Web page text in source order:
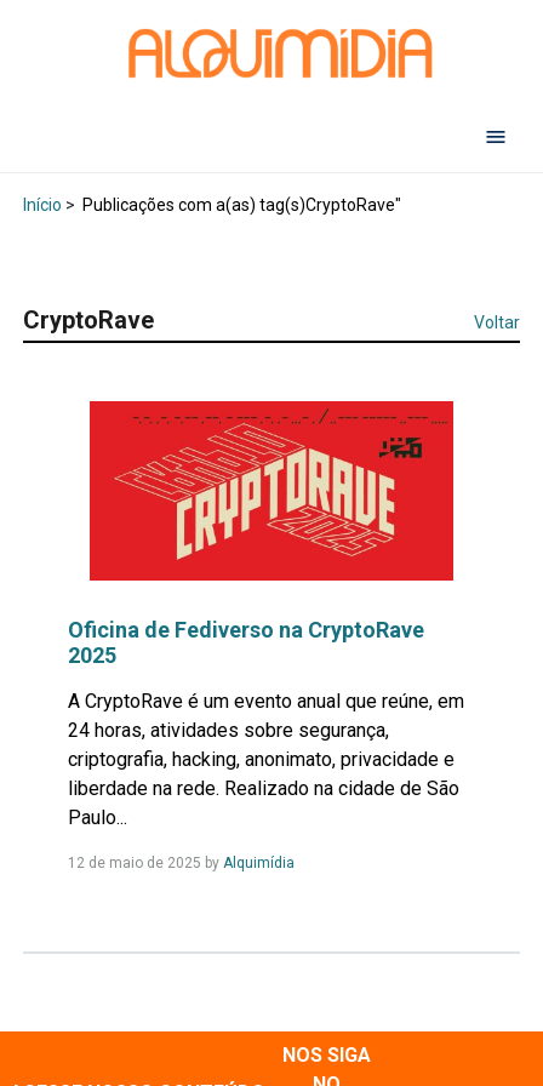
Início > Publicações com a(as) tag(s)CryptoRave"
CryptoRave Voltar
Oficina de Fediverso na CryptoRave
2025
A CryptoRave é um evento anual que reúne, em
24 horas, atividades sobre segurança,
criptografia, hacking, anonimato, privacidade e
liberdade na rede. Realizado na cidade de São
Paulo...
12 de maio de 2025 by AlquimídiaLeia
NOS SIGA